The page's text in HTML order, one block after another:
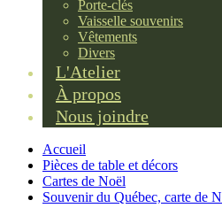
Porte-clés
Vaisselle souvenirs
Vêtements
Divers
L'Atelier
À propos
Nous joindre
Accueil
Pièces de table et décors
Cartes de Noël
Souvenir du Québec, carte de